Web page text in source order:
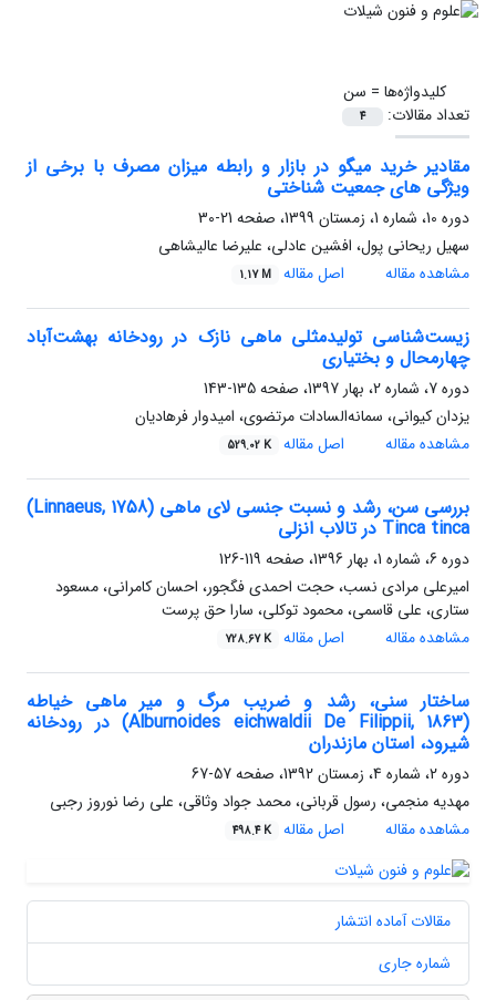
کلیدواژه‌ها = سن
تعداد مقالات:
4
مقادیر خرید میگو در بازار و رابطه میزان مصرف با برخی از
ویژگی های جمعیت شناختی
دوره 10، شماره 1، زمستان 1399، صفحه
21-30
سهیل ریحانی پول، افشین عادلی، علیرضا عالیشاهی
مشاهده مقاله
اصل مقاله 1.17 M
زیست‌شناسی تولیدمثلی ماهی نازک در رودخانه بهشت‌آباد
چهارمحال و بختیاری
دوره 7، شماره 2، بهار 1397، صفحه
135-143
یزدان کیوانی، سمانه‌السادات مرتضوی، امیدوار فرهادیان
مشاهده مقاله
اصل مقاله 529.02 K
بررسی سن، رشد و نسبت جنسی لای ماهی (Linnaeus, 1758)
Tinca tinca در تالاب انزلی
دوره 6، شماره 1، بهار 1396، صفحه
119-126
امیرعلی مرادی نسب، حجت احمدی فگجور، احسان کامرانی، مسعود
ستاری، علی قاسمی، محمود توکلی، سارا حق پرست
مشاهده مقاله
اصل مقاله 728.67 K
ساختار سنی، رشد و ضریب مرگ و میر ماهی خیاطه
(Alburnoides eichwaldii De Filippii, 1863) در رودخانه
شیرود، استان مازندران
دوره 2، شماره 4، زمستان 1392، صفحه
57-67
مهدیه منجمی، رسول قربانی، محمد جواد وثاقی، علی رضا نوروز رجبی
مشاهده مقاله
اصل مقاله 498.4 K
مقالات آماده انتشار
شماره جاری